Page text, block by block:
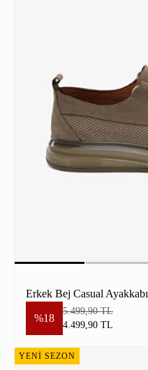
Erkek Bej Casual Ayakkabı
%18
5.499,90 TL
4.499,90 TL
YENİ SEZON